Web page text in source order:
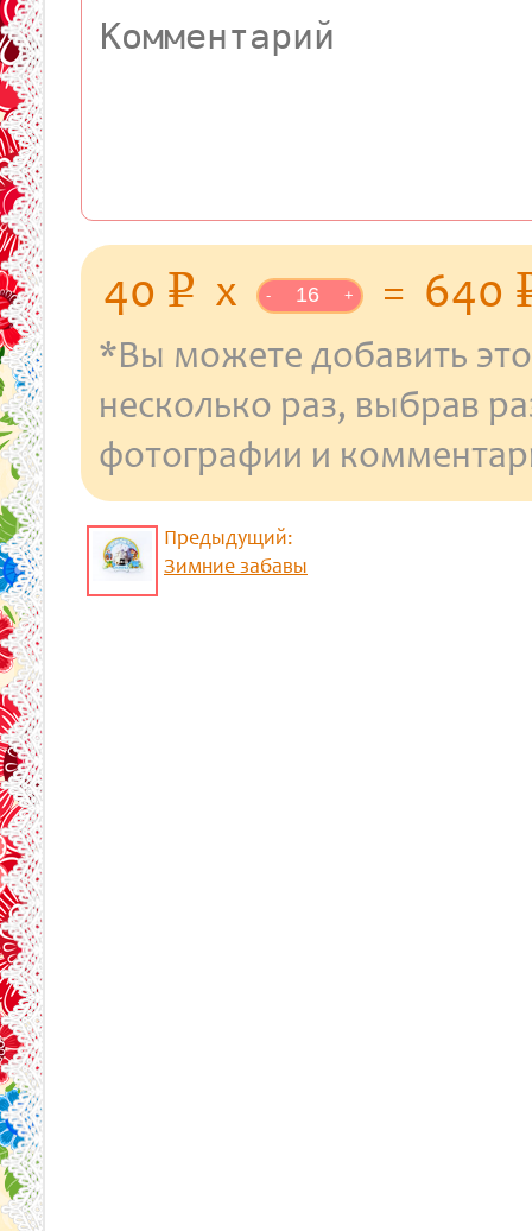
40 p уб.
x - + = 640
*Вы можете добавить
несколько раз, выбрав
фотографии и
Предыдущий:
Зимние забавы